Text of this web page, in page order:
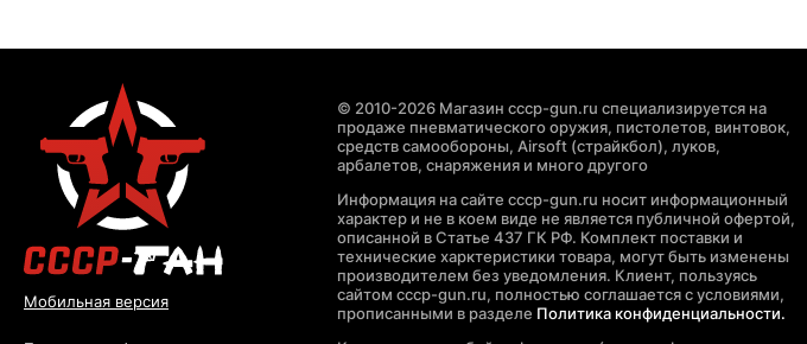
Мобильная версия
© 2010-2026 Магазин cccp-gun.ru специализируется на
продаже пневматического оружия, пистолетов, винтовок,
средств самообороны, Airsoft (страйкбол), луков,
арбалетов, снаряжения и много другого
Информация на сайте cccp-gun.ru носит информационный
характер и не в коем виде не является публичной офертой,
описанной в Статье 437 ГК РФ. Комплект поставки и
технические харктеристики товара, могут быть изменены
производителем без уведомления. Клиент, пользуясь
сайтом cccp-gun.ru, полностью соглашается с условиями,
прописанными в разделе Политика конфиденциальности.